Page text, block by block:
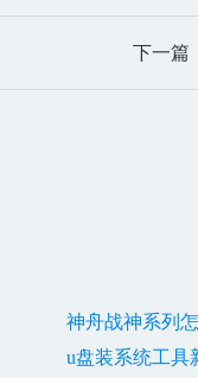
下一篇
神舟战神系列
u盘装系统工具